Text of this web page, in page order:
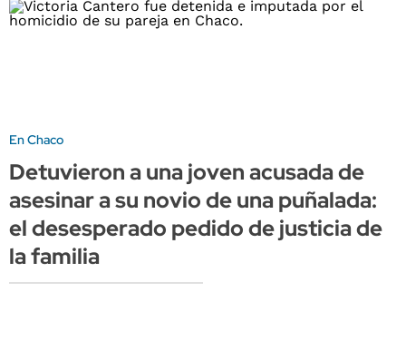
En Chaco
Detuvieron a una joven acusada de
asesinar a su novio de una puñalada:
el desesperado pedido de justicia de
la familia